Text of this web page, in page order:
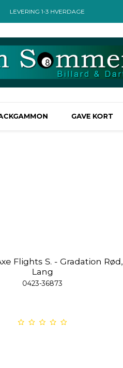
LEVERING 1-3 HVERDAGE
GAVE KORT
Flights S. - Gradation Rød,
Lang
0423-36873